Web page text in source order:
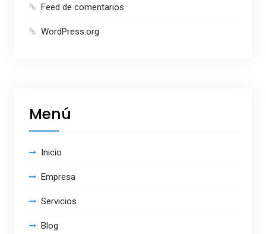
Feed de comentarios
WordPress.org
Menú
Inicio
Empresa
Servicios
Blog